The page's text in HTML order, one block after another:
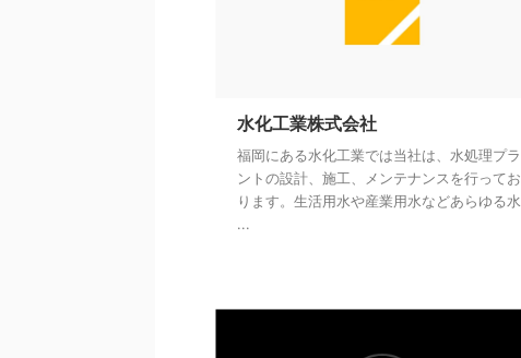
水化工業株式会社
福岡にある水化工業では当社は、水処理プラ
ントの設計、施工、メンテナンスを行ってお
ります。生活用水や産業用水などあらゆる水
...